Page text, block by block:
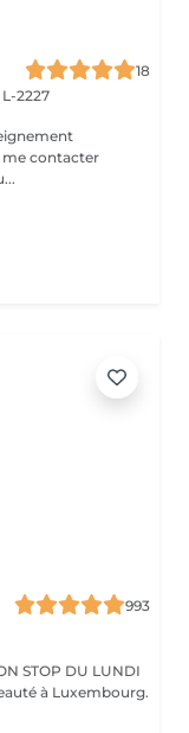
18
2227
me contacter
993
STOP DU LUNDI